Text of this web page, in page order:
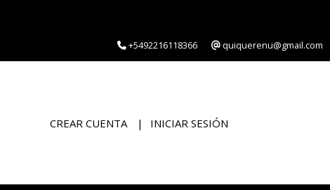
+5492216118366 quiquerenu@gmail.com
CREAR CUENTA INICIAR SESIÓN